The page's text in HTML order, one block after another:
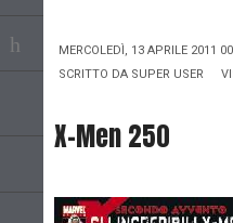
MERCOLEDÌ, 13 APRILE 2011
SCRITTO DA SUPER USER
X-Men 250